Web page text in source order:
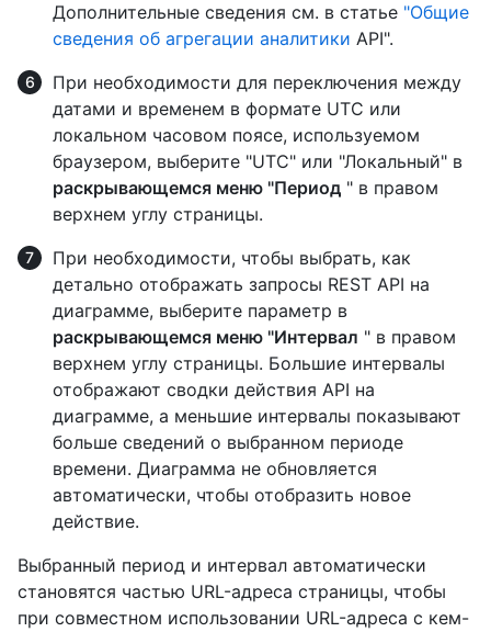
Дополнительные сведения см. в статье "Общие
сведения об агрегации аналитики API".
При необходимости для переключения между
датами и временем в формате UTC или
локальном часовом поясе, используемом
браузером, выберите "UTC" или "Локальный" в
раскрывающемся меню "Период " в правом
верхнем углу страницы.
При необходимости, чтобы выбрать, как
детально отображать запросы REST API на
диаграмме, выберите параметр в
раскрывающемся меню "Интервал " в правом
верхнем углу страницы. Большие интервалы
отображают сводки действия API на
диаграмме, а меньшие интервалы показывают
больше сведений о выбранном периоде
времени. Диаграмма не обновляется
автоматически, чтобы отобразить новое
действие.
Выбранный период и интервал автоматически
становятся частью URL-адреса страницы, чтобы
при совместном использовании URL-адреса с кем-